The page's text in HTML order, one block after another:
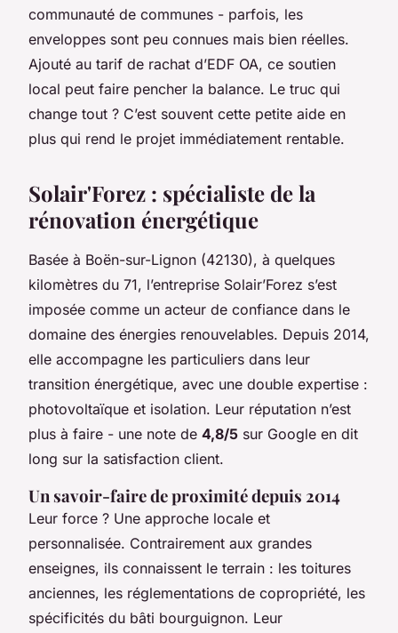
communauté de communes - parfois, les
enveloppes sont peu connues mais bien réelles.
Ajouté au tarif de rachat d’EDF OA, ce soutien
local peut faire pencher la balance. Le truc qui
change tout ? C’est souvent cette petite aide en
plus qui rend le projet immédiatement rentable.
Solair'Forez : spécialiste de la
rénovation énergétique
Basée à Boën-sur-Lignon (42130), à quelques
kilomètres du 71, l’entreprise Solair’Forez s’est
imposée comme un acteur de confiance dans le
domaine des énergies renouvelables. Depuis 2014,
elle accompagne les particuliers dans leur
transition énergétique, avec une double expertise :
photovoltaïque et isolation. Leur réputation n’est
plus à faire - une note de 4,8/5 sur Google en dit
long sur la satisfaction client.
Un savoir-faire de proximité depuis 2014
Leur force ? Une approche locale et
personnalisée. Contrairement aux grandes
enseignes, ils connaissent le terrain : les toitures
anciennes, les réglementations de copropriété, les
spécificités du bâti bourguignon. Leur